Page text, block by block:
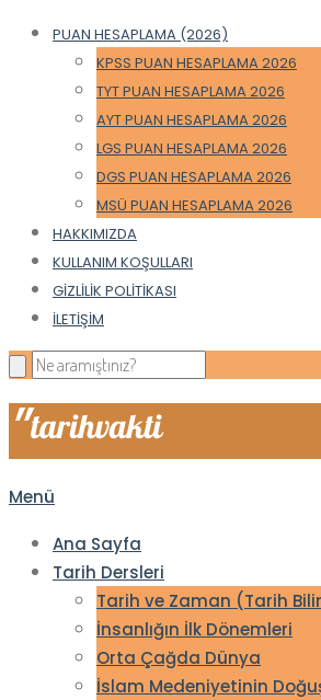
PUAN HESAPLAMA (2026)
KPSS PUAN HESAPLAMA 2026
TYT PUAN HESAPLAMA 2026
AYT PUAN HESAPLAMA 2026
LGS PUAN HESAPLAMA 2026
DGS PUAN HESAPLAMA 2026
MSÜ PUAN HESAPLAMA 2026
HAKKIMIZDA
KULLANIM KOŞULLARI
GIZLILIK POLITIKASI
İLETIŞIM
Menü
Ana Sayfa
Tarih Dersleri
Tarih ve Zaman (Tarih
İnsanlığın İlk Dönemleri
Orta Çağda Dünya
İslam Medeniyetinin